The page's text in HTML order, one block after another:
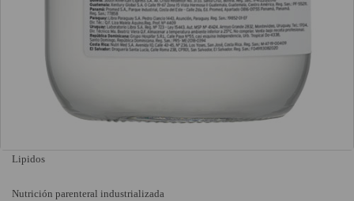
Lipidos
Nutrición parenteral industrializada